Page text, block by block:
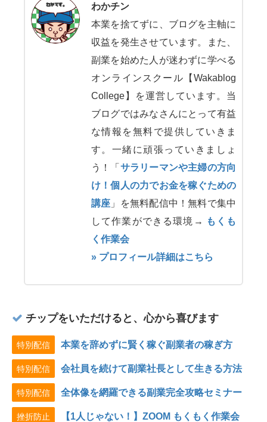
わかチン
本業を捨てずに、ブログを主軸に
収益を発生させています。また、
副業を始めた人が迷わずに学べる
オンラインスクール【Wakablog
College】を運営しています。当
ブログではみなさんにとって有益
な情報を無料で提供していきま
す。一緒に頑張っていきましょ
う！「 サラリーマンや主婦の方向
け！個人の力でお金を稼ぐための
講座 」を無料配信中！無料で集中
して作業ができる環境→
もくも
く作業会
» プロフィール詳細はこちら
チップをいただけると、心から喜びます
特別配信 本業を辞めずに賢く稼ぐ副業者の稼ぎ方
特別配信 会社員を続けて副業社長として生きる方法
特別配信 全体像を網羅できる副業完全攻略セミナー
挫折防止 【1人じゃない！】ZOOM もくもく作業会